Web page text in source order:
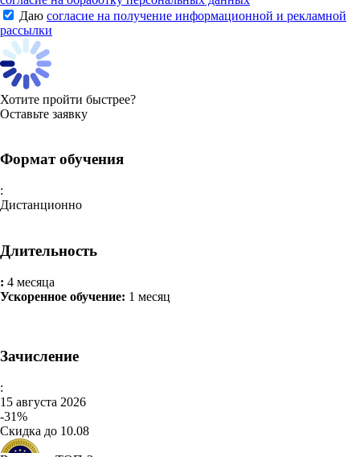
Даю согласие на получение информационной и рекламной
рассылки
Хотите пройти быстрее?
Оставьте заявку
Формат обучения
:
Дистанционно
Длительность
: 4 месяца
Ускоренное обучение: 1 месяц
Зачисление
:
15 августа 2026
-31%
Скидка до 10.08